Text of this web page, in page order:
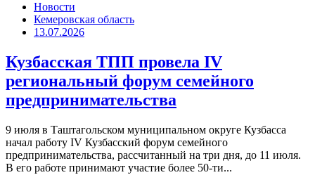
Новости
Кемеровская область
13.07.2026
Кузбасская ТПП провела IV
региональный форум семейного
предпринимательства
9 июля в Таштагольском муниципальном округе Кузбасса
начал работу IV Кузбасский форум семейного
предпринимательства, рассчитанный на три дня, до 11 июля.
В его работе принимают участие более 50-ти...